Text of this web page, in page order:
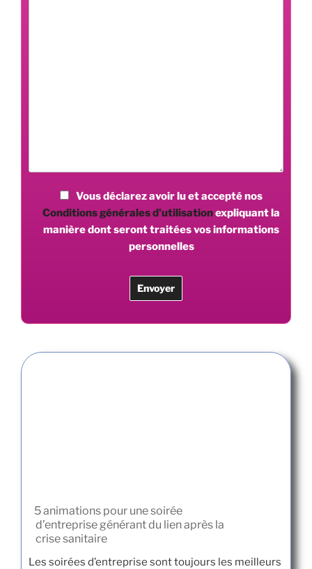
Vous déclarez avoir lu et accepté nos
Conditions générales d’utilisationexpliquant la
manière dont seront traitées vos informations
personnelles
5 animations pour une soirée
d’entreprise générant du lien après la
crise sanitaire
Les soirées d’entreprise sont toujours les meilleurs